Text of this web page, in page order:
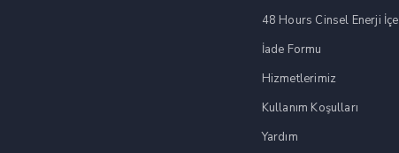
48 Hours Cinsel Enerji
İade Formu
Hizmetlerimiz
Kullanım Koşulları
Yardım